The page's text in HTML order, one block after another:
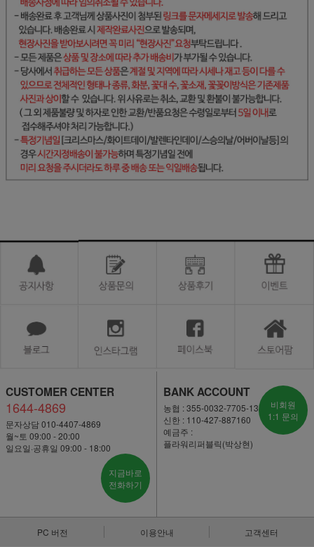
CUSTOMER CENTER
1644-4869
문자상담 010-4407-4869
월~토 09:00 - 20:00
일요일·공휴일 09:00 - 18:00
지금바로
전화하기
BANK ACCOUNT
농협 : 355-0032-7705-13
신한 : 110-427-887160
예금주 :
플라워리퍼블릭(박상현)
비회원
1:1 문의
PC 버전 이용안내 고객센터